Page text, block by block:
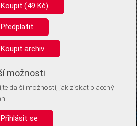
nepotřebujeme ukládat žádné informace
vás ale požádali o souhlas s
se jedná o stejné zařízení, a
ukládáme do vašeho zařízení, abychom se
je kdykoli později upravit ve Správě
Koupit (49 Kč)
Předplatit
Koupit archiv
možnosti
další možnosti, jak získat placený
Přihlásit se